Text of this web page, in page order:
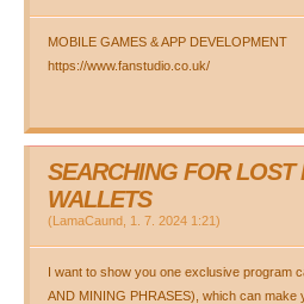
MOBILE GAMES & APP DEVELOPMENT
https://www.fanstudio.co.uk/
SEARCHING FOR LOST
WALLETS
(LamaCaund 1. 7. 2024 1:21)
I want to show you one exclusive program
AND MINING PHRASES), which can make